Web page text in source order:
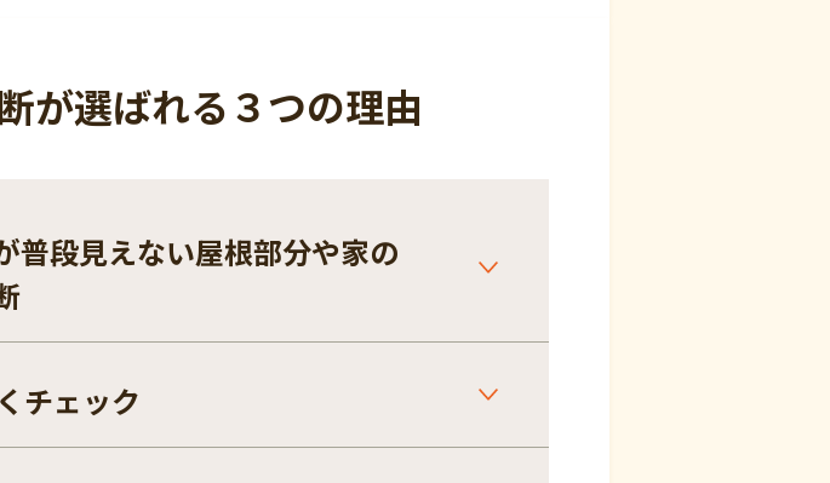
が選ばれる３つの理由
普段⾒えない屋根部分や家の
チェック